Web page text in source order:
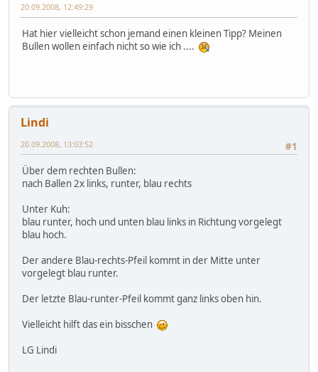
20.09.2008, 12:49:29
Hat hier vielleicht schon jemand einen kleinen Tipp? Meinen
Bullen wollen einfach nicht so wie ich ....
Lindi
#1
20.09.2008, 13:03:52
Über dem rechten Bullen:
nach Ballen 2x links, runter, blau rechts
Unter Kuh:
blau runter, hoch und unten blau links in Richtung vorgelegt
blau hoch.
Der andere Blau-rechts-Pfeil kommt in der Mitte unter
vorgelegt blau runter.
Der letzte Blau-runter-Pfeil kommt ganz links oben hin.
Vielleicht hilft das ein bisschen
LG Lindi